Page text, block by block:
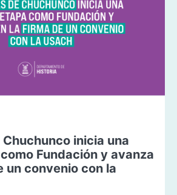
inicia una
Fundación y avanza
un convenio con la